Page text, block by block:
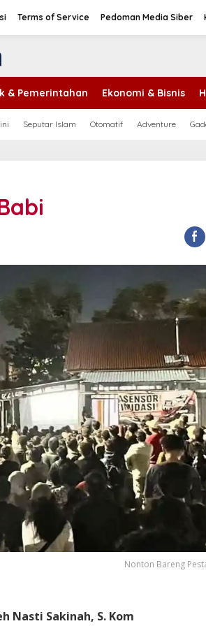
Terms of Service Pedoman Media Siber
& Pemerintahan Ekonomi & Bisnis
Seputar Islam Otomatif Adventure
Nonton Bareng
Nasti Sakinah, S. Kom